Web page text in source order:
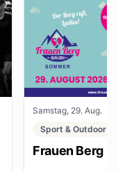
Samstag, 29. Aug.
Sport & Outdoor
Frauen Berg